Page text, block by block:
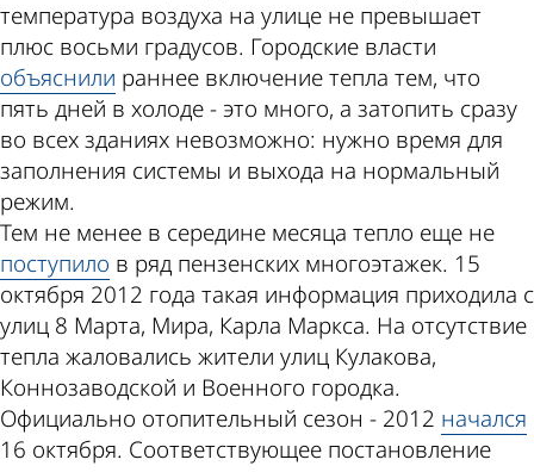
температура воздуха на улице не превышает
плюс восьми градусов. Городские власти
объяснили раннее включение тепла тем, что
пять дней в холоде - это много, а затопить сразу
во всех зданиях невозможно: нужно время для
заполнения системы и выхода на нормальный
режим.
Тем не менее в середине месяца тепло еще не
поступило в ряд пензенских многоэтажек. 15
октября 2012 года такая информация приходила с
улиц 8 Марта, Мира, Карла Маркса. На отсутствие
тепла жаловались жители улиц Кулакова,
Коннозаводской и Военного городка.
Официально отопительный сезон - 2012 начался
16 октября. Соответствующее постановление